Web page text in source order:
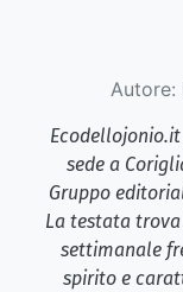
Autore:
sede a
Gruppo
La testata trova
settimanale
spirito e